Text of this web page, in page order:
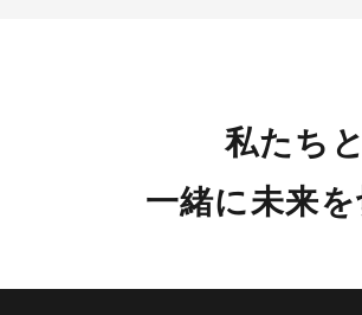
私たち
一緒に未来を